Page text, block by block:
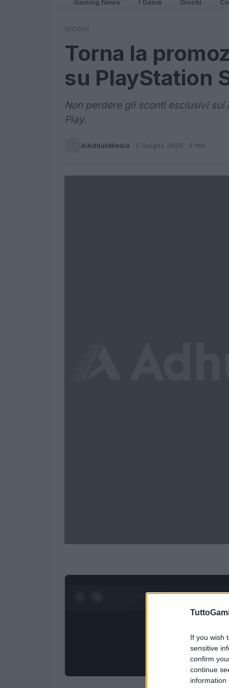
If you wish
sensitive
confirm
continue
information
Gaming News I Game Giochi
GIOCHI
Torna la
su PlayStation
Non perdere gli sconti esclusivi
Play.
AiAdhubMedia · 5 Giugno 2025 · 3 min